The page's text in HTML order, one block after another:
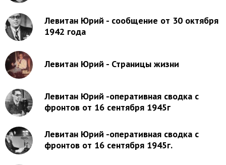
Левитан Юрий - сообщение от 30 октября
1942 года
Левитан Юрий - Страницы жизни
Левитан Юрий -оперативная сводка с
фронтов от 16 сентября 1945г
Левитан Юрий -оперативная сводка с
фронтов от 16 сентября 1945г.